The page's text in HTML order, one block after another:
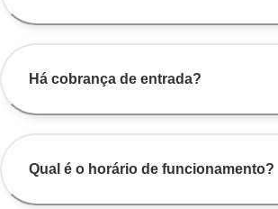
Há cobrança de entrada?
Qual é o horário de funcionamento?